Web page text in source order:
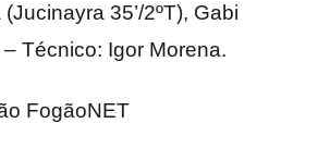
35’/2ºT), Gabi
Técnico: Igor Morena.
FogãoNET